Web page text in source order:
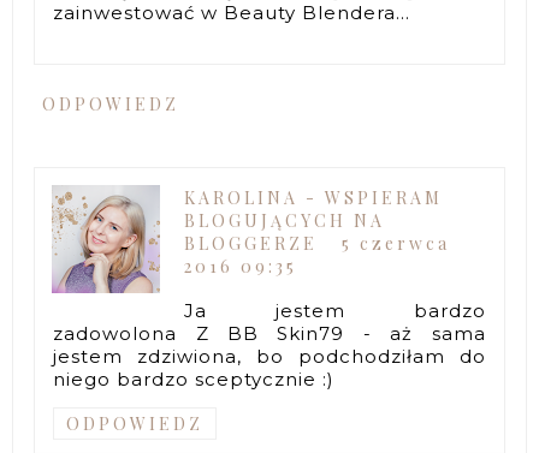
zainwestować w Beauty Blendera...
ODPOWIEDZ
KAROLINA - WSPIERAM
BLOGUJĄCYCH NA
BLOGGERZE
5 czerwca
2016 09:35
Ja jestem bardzo
zadowolona Z BB Skin79 - aż sama
jestem zdziwiona, bo podchodziłam do
niego bardzo sceptycznie :)
ODPOWIEDZ